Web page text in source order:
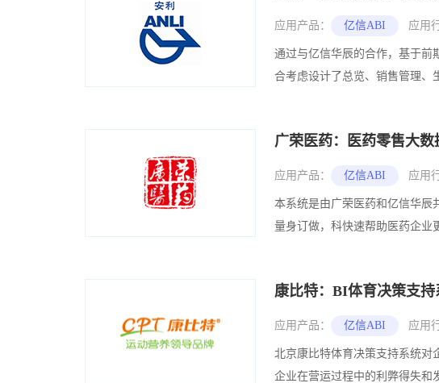
应用产品： 亿信ABI 应用
通过与亿信华辰的合作，基于前
合考虑设计了总览、销售管理、
广荣医药：医药零售大数
应用产品： 亿信ABI 应用
本系统是由广荣医药和亿信华辰
量身订做，科快速帮助医药企业
康比特：BI体育决策支持
应用产品： 亿信ABI 应用
北京康比特体育决策支持系统对
企业在营运过程中的利弊得失和